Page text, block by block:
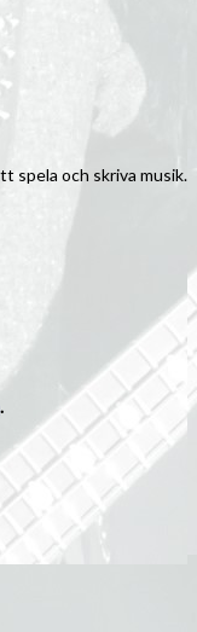
spela och skriva musik.
.